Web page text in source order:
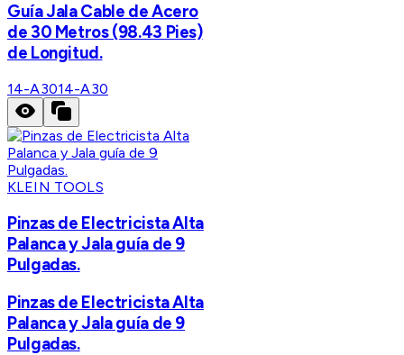
Guía Jala Cable de Acero
de 30 Metros (98.43 Pies)
de Longitud.
14-A3014-A30
KLEIN TOOLS
Pinzas de Electricista Alta
Palanca y Jala guía de 9
Pulgadas.
Pinzas de Electricista Alta
Palanca y Jala guía de 9
Pulgadas.